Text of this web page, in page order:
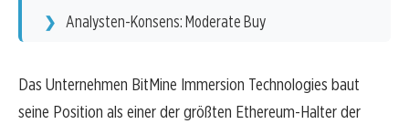
Analysten-Konsens: Moderate Buy
Das Unternehmen BitMine Immersion Technologies baut
seine Position als einer der größten Ethereum-Halter der